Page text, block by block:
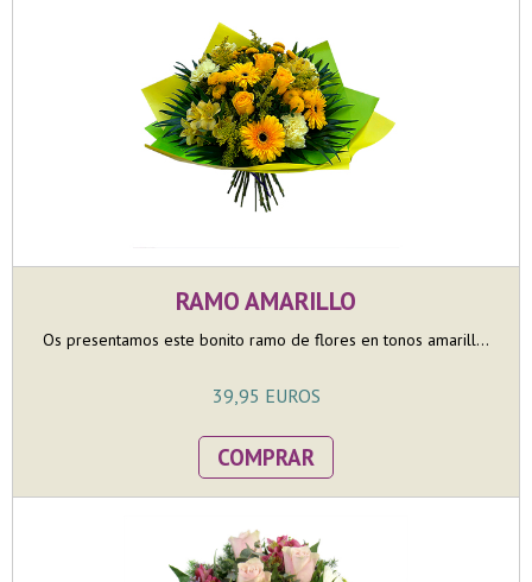
RAMO AMARILLO
Os presentamos este bonito ramo de flores en tonos amarill...
39,95 EUROS
COMPRAR